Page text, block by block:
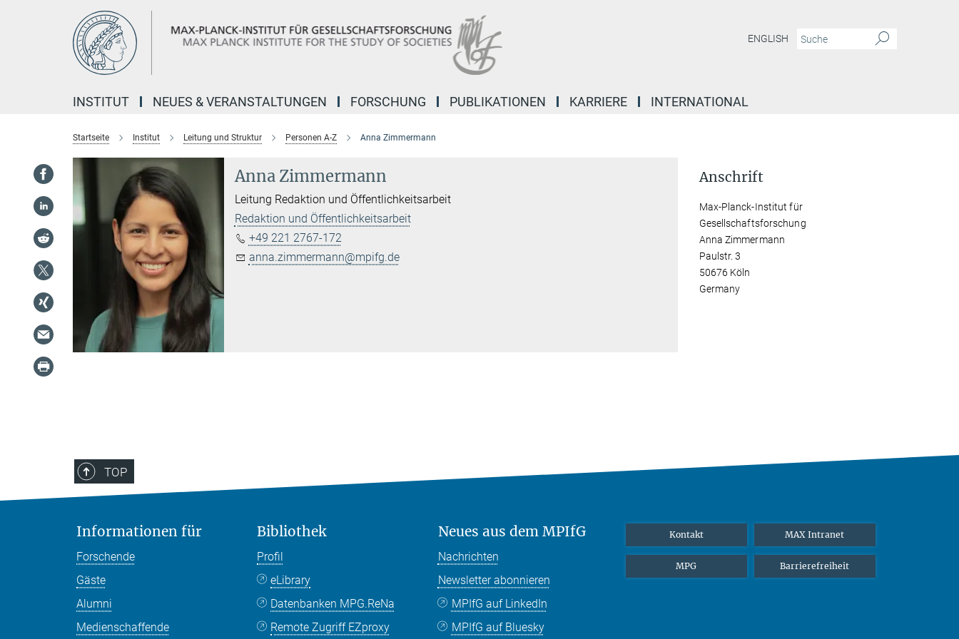
ENGLISH
INSTITUT NEUES & VERANSTALTUNGEN FORSCHUNG PUBLIKATIONEN KARRIERE INTERNATIONAL
Startseite Institut Leitung und Struktur Personen A-Z Anna Zimmermann
Anna Zimmermann
Leitung Redaktion und Öffentlichkeitsarbeit
Redaktion und Öffentlichkeitsarbeit
+49 221 2767-172
anna.zimmermann@mpifg.de
Anschrift
Max-Planck-Institut für
Gesellschaftsforschung
Anna Zimmermann
Paulstr. 3
50676 Köln
Germany
TOP
Informationen für
Forschende
Gäste
Alumni
Medienschaffende
Bibliothek
Profil
eLibrary
Datenbanken MPG.ReNa
Remote Zugriff EZproxy
Neues aus dem MPIfG
Nachrichten
Newsletter abonnieren
MPIfG auf LinkedIn
MPIfG auf Bluesky
Kontakt MAX Intranet
MPG Barrierefreiheit